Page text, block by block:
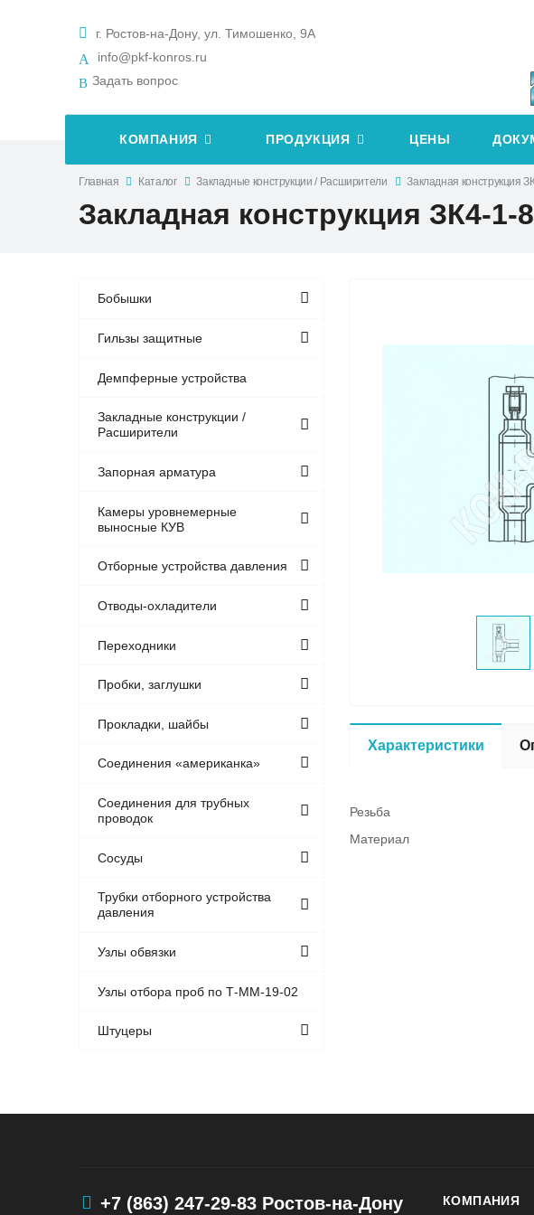
г. Ростов-на-Дону, ул. Тимошенко, 9А
info@pkf-konros.ru
Задать вопрос
КОМПАНИЯ ПРОДУКЦИЯ ЦЕНЫ
Главная Каталог Закладные конструкции / Расширители Закладная конструкция
Закладная конструкция ЗК4-1-
Бобышки
Гильзы защитные
Демпферные устройства
Закладные конструкции /
Расширители
Запорная арматура
Камеры уровнемерные
выносные КУВ
Отборные устройства давления
Отводы-охладители
Переходники
Пробки, заглушки
Прокладки, шайбы
Соединения «американка»
Соединения для трубных
проводок
Сосуды
Трубки отборного устройства
давления
Узлы обвязки
Узлы отбора проб по Т-ММ-19-02
Штуцеры
Характеристики
Резьба
Материал
+7 (863) 247-29-83 Ростов-на-Дону
КОМПАНИЯ